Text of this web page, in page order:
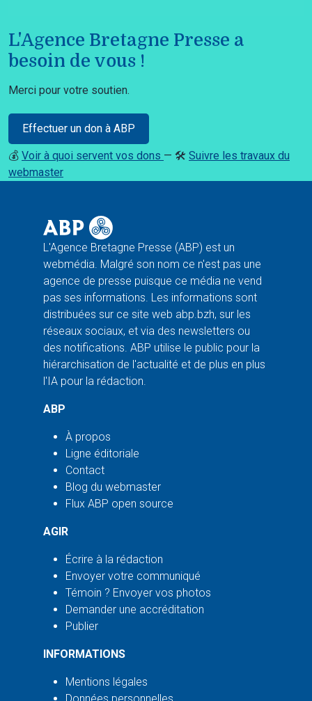
L'Agence Bretagne Presse a
besoin de vous !
Merci pour votre soutien.
Effectuer un don à ABP
💰 Voir à quoi servent vos dons — 🛠️ Suivre les travaux du
webmaster
L'Agence Bretagne Presse (ABP) est un
webmédia. Malgré son nom ce n'est pas une
agence de presse puisque ce média ne vend
pas ses informations. Les informations sont
distribuées sur ce site web abp.bzh, sur les
réseaux sociaux, et via des newsletters ou
des notifications. ABP utilise le public pour la
hiérarchisation de l'actualité et de plus en plus
l'IA pour la rédaction.
ABP
À propos
Ligne éditoriale
Contact
Blog du webmaster
Flux ABP open source
AGIR
Écrire à la rédaction
Envoyer votre communiqué
Témoin ? Envoyer vos photos
Demander une accréditation
Publier
INFORMATIONS
Mentions légales